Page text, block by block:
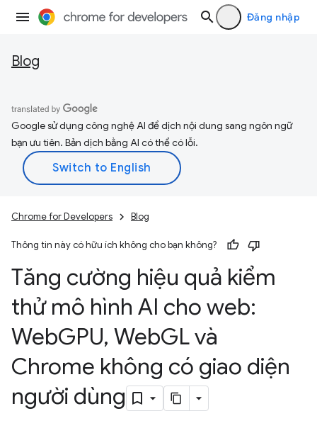
Đăng nhập
Blog
Google sử dụng công nghệ AI để dịch nội dung sang ngôn ngữ
bạn ưu tiên. Bản dịch bằng AI có thể có lỗi.
Chrome for Developers Blog
Thông tin này có hữu ích không cho bạn không?
Tăng cường hiệu quả kiểm
thử mô hình AI cho web:
WebGPU, WebGL và
Chrome không có giao diện
người dùng